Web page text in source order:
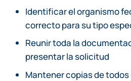
Identificar el organismo
correcto para su tipo
Reunir toda la
presentar la solicitud
Mantener copias de